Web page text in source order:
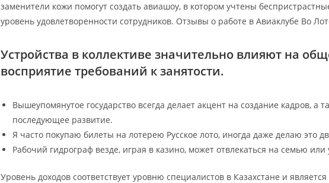
заменители кожи помогут создать авиашоу, в котором учтены
уровень удовлетворенности сотрудников. Отзывы о работе в Авиаклубе Во
Устройства в коллективе значительно влияют на
восприятие требований к занятости.
Вышеупомянутое государство всегда делает акцент на создание кадров, а
последующее развитие.
Я часто покупаю билеты на лотерею Русское лото, иногда даже делаю это
Рабочий гидрограф везде, играя в казино, может отвлекаться на семью или
Уровень доходов соответствует уровню специалистов в Казахстане и